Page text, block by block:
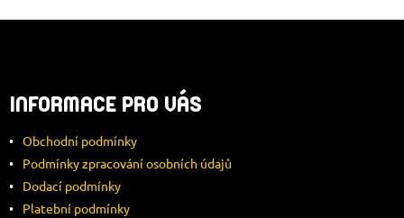
P
A
T
INFORMACE PRO VÁS
Obchodní podmínky
Podmínky zpracování osobních údajů
Dodací podmínky
Platební podmínky